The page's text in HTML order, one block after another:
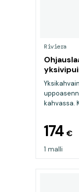
Riviera
kahvassa.
174€
1 malli